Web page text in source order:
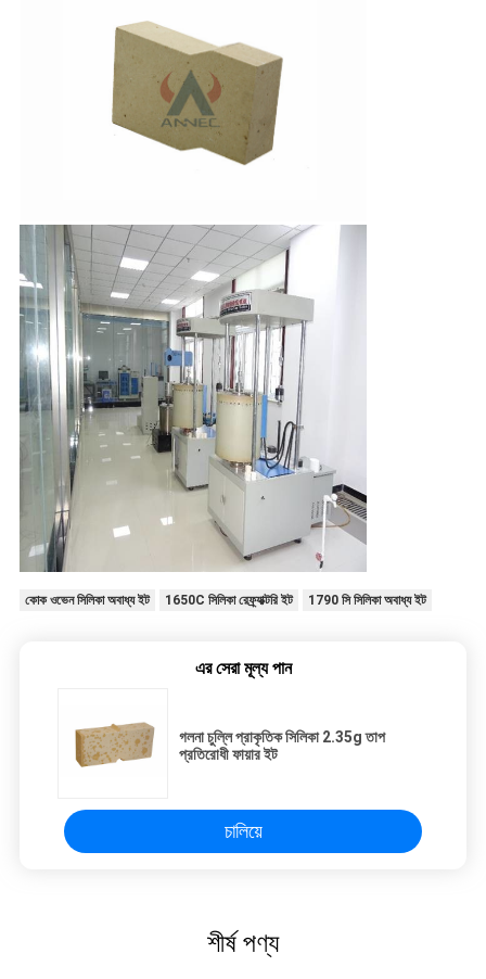
কোক ওভেন সিলিকা অবাধ্য ইট 1650C সিলিকা রেফ্র্যাক্টরি ইট 1790 সি সিলিকা অবাধ্য ইট
এর সেরা মূল্য পান
গলনা চুল্লি প্রাকৃতিক সিলিকা 2.35g তাপ
প্রতিরোধী ফায়ার ইট
চালিয়ে
শীর্ষ পণ্য